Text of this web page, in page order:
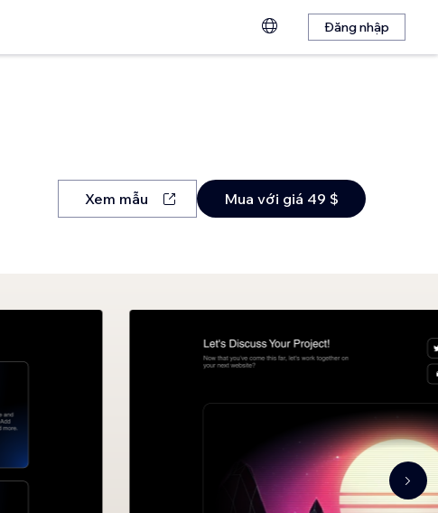
Đăng nhập
Xem mẫu Mua với giá 49 $